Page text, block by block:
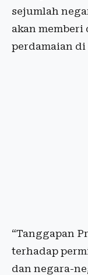
sejumlah
akan memberi
perdamaian di
“Tanggapan
terhadap
dan negara-